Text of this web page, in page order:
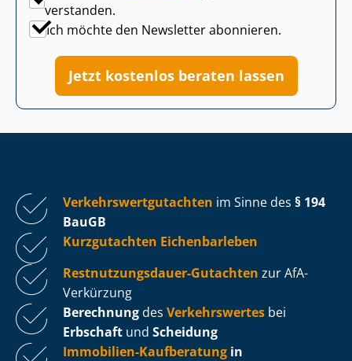
verstanden.
Ich möchte den Newsletter abonnieren.
Jetzt kostenlos beraten lassen
Ver­kehrs­wert­gut­ach­ten im Sinne des § 194
BauGB
Kurzgutachten Eichenbarleben
Rest­nut­zungs­dau­er-Gutachten zur AfA-
Verkürzung
Berechnung des Verkehrswertes bei
Erbschaft und Scheidung
Immobilien-Kaufberatung in